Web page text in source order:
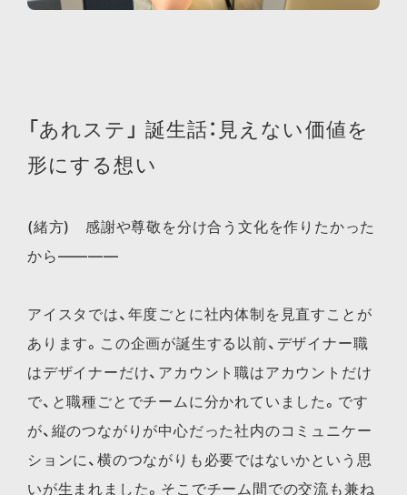
「あれステ」 誕生話：見えない価値を
形にする想い
(緒方) 感謝や尊敬を分け合う文化を作りたかった
から————
アイスタでは、年度ごとに社内体制を見直すことが
あります。この企画が誕生する以前、デザイナー職
はデザイナーだけ、アカウント職はアカウントだけ
で、と職種ごとでチームに分かれていました。です
が、縦のつながりが中心だった社内のコミュニケー
ションに、横のつながりも必要ではないかという思
いが生まれました。そこでチーム間での交流も兼ね